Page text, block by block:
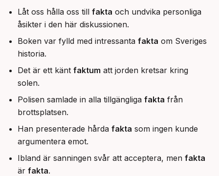
Låt oss hålla oss till fakta och undvika personliga
åsikter i den här diskussionen.
Boken var fylld med intressanta fakta om Sveriges
historia.
Det är ett känt faktum att jorden kretsar kring
solen.
Polisen samlade in alla tillgängliga fakta från
brottsplatsen.
Han presenterade hårda fakta som ingen kunde
argumentera emot.
Ibland är sanningen svår att acceptera, men fakta
är fakta.